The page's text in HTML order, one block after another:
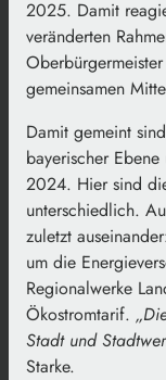
2025. Damit
veränderten
gemeinsamen
Damit gemeint
bayerischer
2024. Hier sind
unterschiedlich.
zuletzt
um die
Regionalwerke
Ökostromtarif.
Stadt und
Starke.